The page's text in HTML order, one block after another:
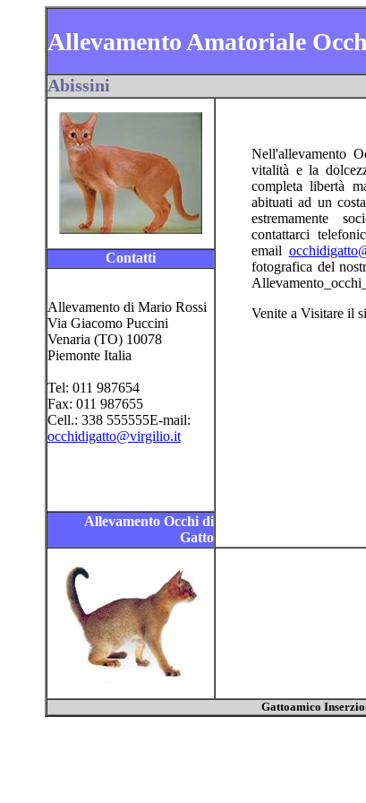
Allevamento Amatoriale
Abissini
Nell'allevamento
vitalità e la
completa libertà
abituati ad un
estremamente
contattarci
email
fotografica del
Venite a Visitare il
Contatti
Allevamento di Mario Rossi
Via Giacomo Puccini
Venaria (TO) 10078
Piemonte Italia
Tel: 011 987654
Fax: 011 987655
Cell.: 338 555555E-mail:
occhidigatto@virgilio.it
Allevamento Occhi di
Gatto
Gattoamico